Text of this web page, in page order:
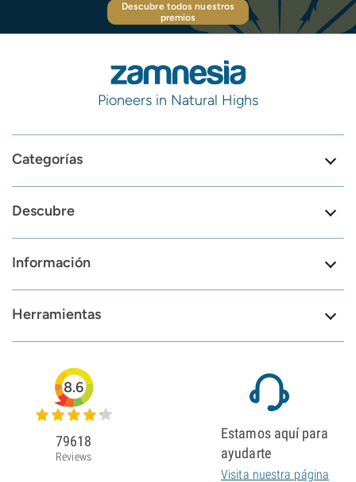
Descubre todos nuestros
premios
Pioneers in Natural Highs
Categorías
Descubre
Información
Herramientas
8.6
79618
Reviews
Estamos aquí para
ayudarte
Visita nuestra página